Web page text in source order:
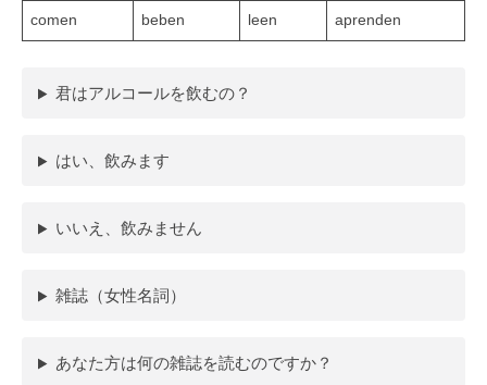
comen beben leen aprenden
君はアルコールを飲むの？
はい、飲みます
いいえ、飲みません
雑誌（女性名詞）
あなた方は何の雑誌を読むのですか？